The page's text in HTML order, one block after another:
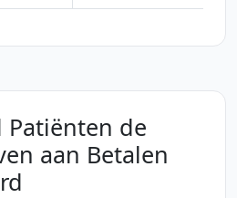
Patiënten de
aan Betalen